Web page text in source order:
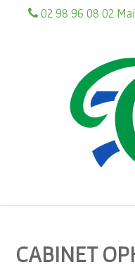
02 98 96 08 02
CABINET